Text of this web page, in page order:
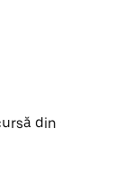
din